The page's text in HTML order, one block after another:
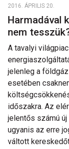
2016. ÁPRILIS 20.
Harmadával
nem
A tavalyi
jelenleg a
esetében
időszakra. Az
jelentős számú
ugyanis az erre
váltott